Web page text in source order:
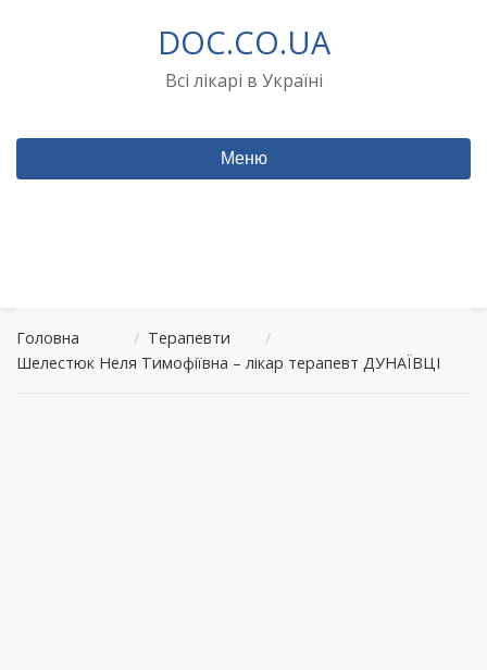
DOC.CO.UA
Всі лікарі в Україні
Меню
Головна / Терапевти
/
Шелестюк Неля Тимофіївна – лікар терапевт ДУНАЇВЦІ